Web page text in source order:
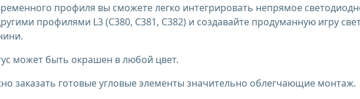
профиля вы сможете легко интегрировать непрямое
профилями L3 (C380, C381, C382) и создавайте продуманную игру
может быть окрашен в любой цвет.
заказать готовые угловые элементы значительно облегчающие монтаж.